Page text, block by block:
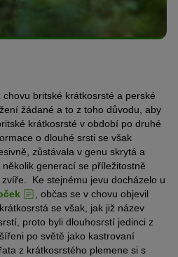
britské krátkosrsté a perské
žádané a to z toho důvodu, aby
krátkosrsté v období po druhé
o dlouhé srsti se však
zůstávala v genu skrytá a
generací se příležitostně
Ke stejnému jevu docházelo u
, občas se v chovu objevil
se však, jak již název
proto byli dlouhosrstí jedinci z
po světě jako kastrovaní
z krátkosrstého plemene si s